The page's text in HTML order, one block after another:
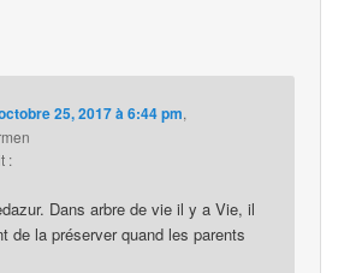
25, 2017 à 6:44 pm,
:
Dans arbre de vie il y a Vie, il
de la préserver quand les parents